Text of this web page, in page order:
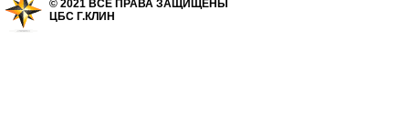
© 2021 ВСЕ ПРАВА ЗАЩИЩЕНЫ
ЦБС Г.КЛИН